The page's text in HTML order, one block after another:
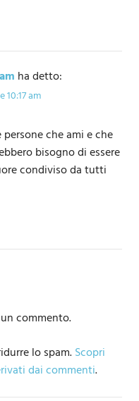
ha detto:
10:17 am
che ami e che
bisogno di essere
condiviso da tutti
commento.
lo spam.Scopri
dai commenti.